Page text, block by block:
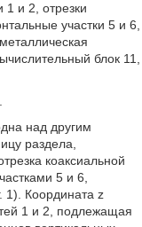
1 и 2, отрезки
участки 5 и 6,
блок 11,
над другим
раздела,
коаксиальной
5 и 6,
1). Координата z
1 и 2, подлежащая